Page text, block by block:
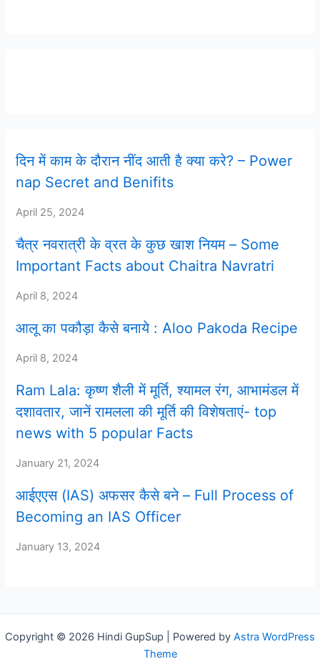
दिन में काम के दौरान नींद आती है क्या करे? – Power
nap Secret and Benifits
April 25, 2024
चैत्र नवरात्री के व्रत के कुछ खाश नियम – Some
Important Facts about Chaitra Navratri
April 8, 2024
आलू का पकौड़ा कैसे बनाये : Aloo Pakoda Recipe
April 8, 2024
Ram Lala: कृष्ण शैली में मूर्ति, श्यामल रंग, आभामंडल में
दशावतार, जानें रामलला की मूर्ति की विशेषताएं- top
news with 5 popular Facts
January 21, 2024
आईएएस (IAS) अफसर कैसे बने – Full Process of
Becoming an IAS Officer
January 13, 2024
Copyright © 2026 Hindi GupSup | Powered by Astra WordPress
Theme